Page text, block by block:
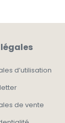
d’utilisation
de vente